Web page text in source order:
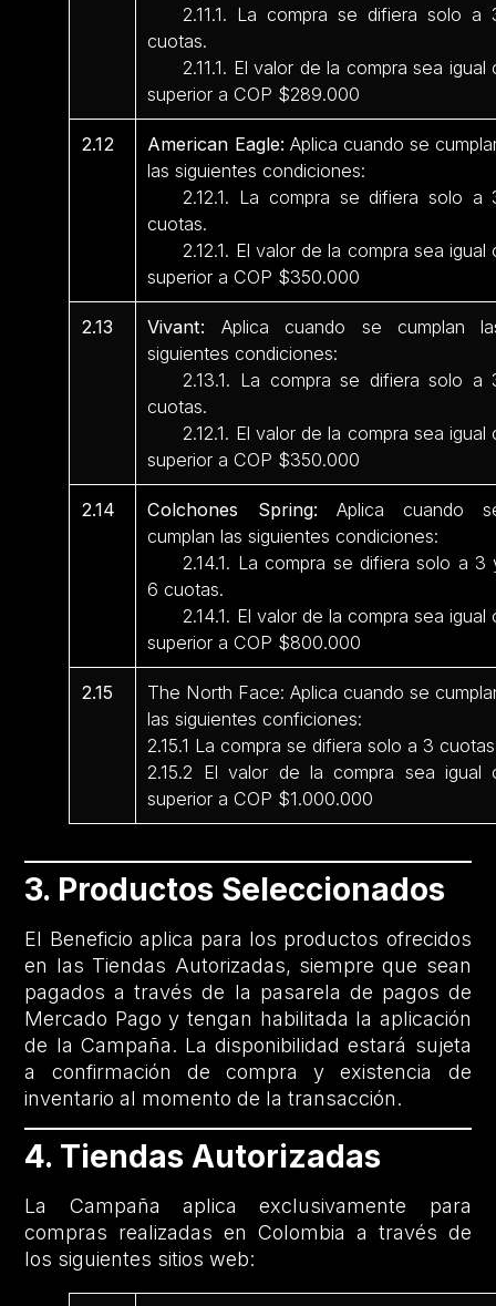
2.11.1. La compra se difiera solo a
cuotas.
2.11.1. El valor de la compra sea igual
superior a COP $289.000
2.12 American Eagle: Aplica cuando se
las siguientes condiciones:
2.12.1. La compra se difiera solo a
cuotas.
2.12.1. El valor de la compra sea igual
superior a COP $350.000
2.13 Vivant: Aplica cuando se cumplan
siguientes condiciones:
2.13.1. La compra se difiera solo a
cuotas.
2.12.1. El valor de la compra sea igual
superior a COP $350.000
2.14 Colchones Spring: Aplica cuando
cumplan las siguientes condiciones:
2.14.1. La compra se difiera solo a 3
6 cuotas.
2.14.1. El valor de la compra sea igual
superior a COP $800.000
2.15
The North Face: Aplica cuando se
las siguientes conficiones:
2.15.1 La compra se difiera solo a 3
2.15.2 El valor de la compra sea igual
superior a COP $1.000.000
3. Productos Seleccionados
El Beneficio aplica para los productos ofrecidos
en las Tiendas Autorizadas, siempre que sean
pagados a través de la pasarela de pagos de
Mercado Pago y tengan habilitada la aplicación
de la Campaña. La disponibilidad estará sujeta
a confirmación de compra y existencia de
inventario al momento de la transacción.
4. Tiendas Autorizadas
La Campaña aplica exclusivamente para
compras realizadas en Colombia a través de
los siguientes sitios web: